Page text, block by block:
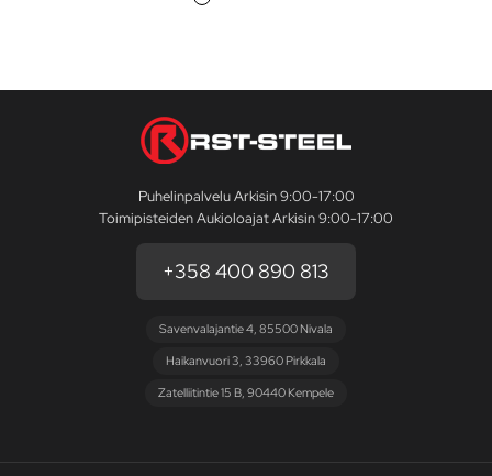
Puhelinpalvelu Arkisin 9:00-17:00
Toimipisteiden Aukioloajat Arkisin 9:00-17:00
+358 400 890 813
Savenvalajantie 4, 85500 Nivala
Haikanvuori 3, 33960 Pirkkala
Zatelliitintie 15 B, 90440 Kempele